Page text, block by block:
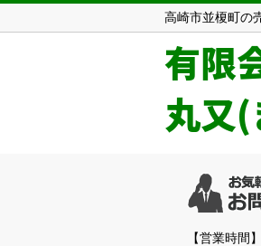
高崎市並榎町の
有限
丸又
【営業時間